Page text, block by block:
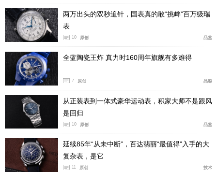
再来看9时位置的小秒盘上马力欧驾驶着它的专属赛车，
并且在小秒盘的外圈采用红色。表盘的外圈的分钟刻度圈
同样采用采用马力欧红，给这枚腕表带来了一份竞速感。
同时，中央盘的秒针也涂为红色漆面，这些红色元素巧妙
的点了整个盘面。
两万出头的双秒追针，国表真的敢“挑衅”百万级瑞
表
10 原创 品鉴
全蓝陶瓷王炸 真力时160周年旗舰有多难得
7 原创 品鉴
从正装表到一体式豪华运动表，积家大师不是跟风
是回归
10 原创 品鉴
延续85年“从未中断”，百达翡丽“最值得”入手的大
复杂表，是它
11 原创 技术